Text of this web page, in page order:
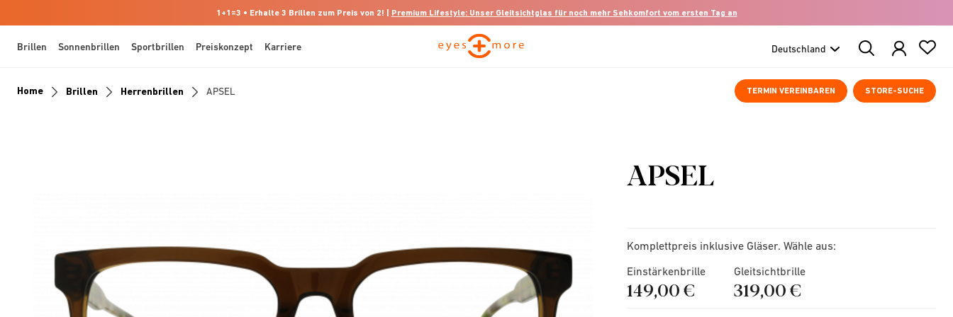
1+1=3 • Erhalte 3 Brillen zum Preis von 2! | Premium Lifestyle: Unser Gleitsichtglas für noch mehr Sehkomfort vom ersten Tag an
Brillen Sonnenbrillen Sportbrillen Preiskonzept Karriere
Search
Products
TERMIN VEREINBAREN STORE-SUCHE
Home Brillen Herrenbrillen APSEL
APSEL
Komplettpreis inklusive Gläser. Wähle aus:
Einstärkenbrille
149,00 €
Gleitsichtbrille
319,00 €